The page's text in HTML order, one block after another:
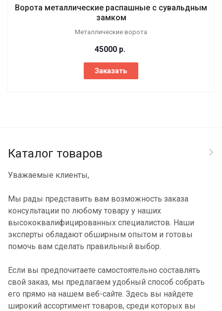
Ворота металлические распашные с сувальдным
замком
Металлические ворота
45000 р.
Заказать
Каталог товаров
Уважаемые клиенты,
Мы рады представить вам возможность заказа
консультации по любому товару у наших
высококвалифицированных специалистов. Наши
эксперты обладают обширным опытом и готовы
помочь вам сделать правильный выбор.
Если вы предпочитаете самостоятельно составлять
свой заказ, мы предлагаем удобный способ собрать
его прямо на нашем веб-сайте. Здесь вы найдете
широкий ассортимент товаров, среди которых вы